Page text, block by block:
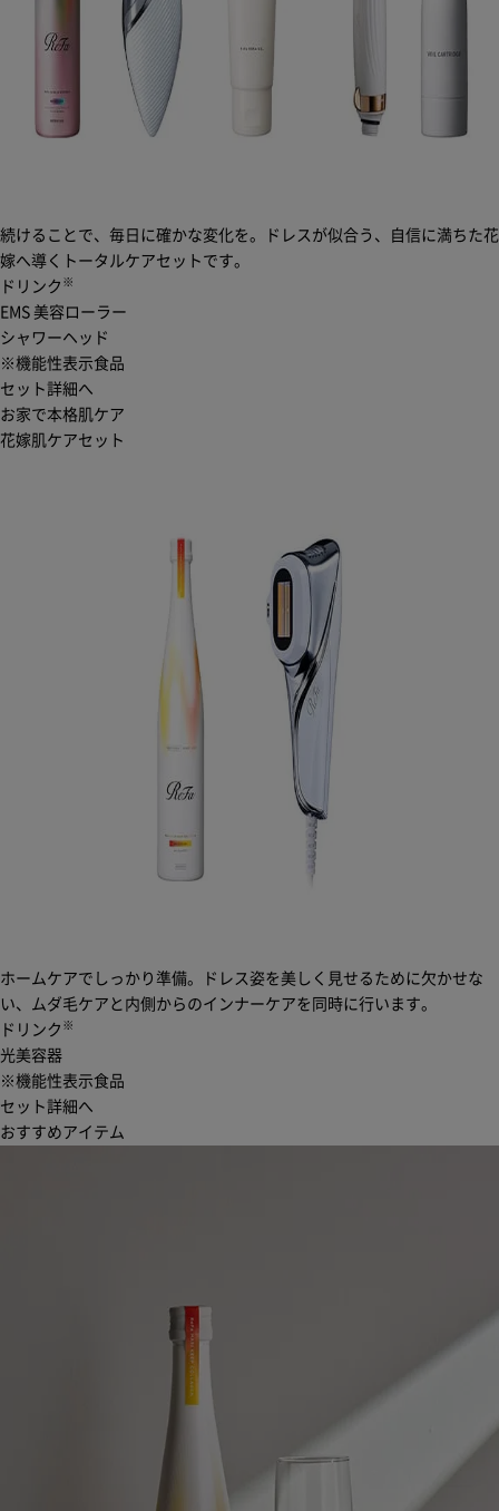
続けることで、毎日に確かな変化を。ドレスが似合う、自信に満ちた花
嫁へ導くトータルケアセットです。
ドリンク ※
EMS 美容ローラー
シャワーヘッド
※機能性表示食品
セット詳細へ
お家で本格肌ケア
花嫁肌ケアセット
ホームケアでしっかり準備。ドレス姿を美しく見せるために欠かせな
い、ムダ毛ケアと内側からのインナーケアを同時に行います。
ドリンク ※
光美容器
※機能性表示食品
セット詳細へ
おすすめアイテム